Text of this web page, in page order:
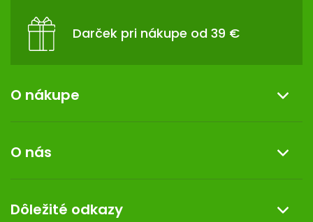
Darček pri nákupe od 39 €
O nákupe
Reklamácia a vrátenie tovaru
Doprava a platba
Darček k nákupu
O nás
Kontakt
Dôležité odkazy